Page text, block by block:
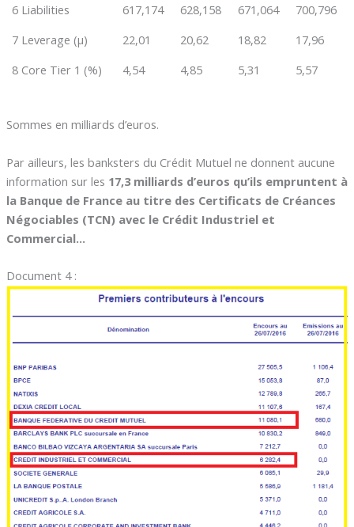
6 Liabilities
617,174 628,158 671,064
700,796
7 Leverage (µ)
22,01 20,62 18,82
17,96
8 Core Tier 1 (%)
4,54 4,85 5,31 5,57
Sommes en milliards d’euros.
Par ailleurs, les banksters du Crédit Mutuel ne donnent aucune
information sur les 17,3 milliards d’euros qu’ils empruntent à
la Banque de France au titre des Certificats de Créances
Négociables (TCN) avec le Crédit Industriel et
Commercial…
Document 4 :